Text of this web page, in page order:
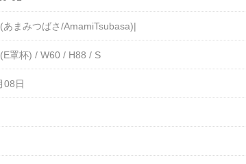
あまみつばさ/AmamiTsubasa)|
罩杯) / W60 / H88 / S
08日